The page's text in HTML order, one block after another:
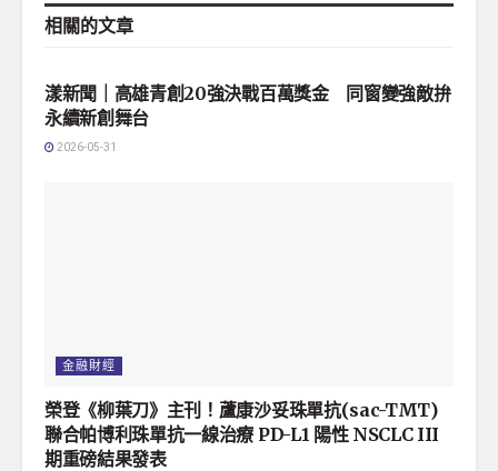
相關的文章
漾新聞｜高雄青創20強決戰百萬獎金 同窗變強敵拚
永續新創舞台
2026-05-31
金融財經
榮登《柳葉刀》主刊！蘆康沙妥珠單抗(sac-TMT)
聯合帕博利珠單抗一線治療 PD-L1 陽性 NSCLC III
期重磅結果發表